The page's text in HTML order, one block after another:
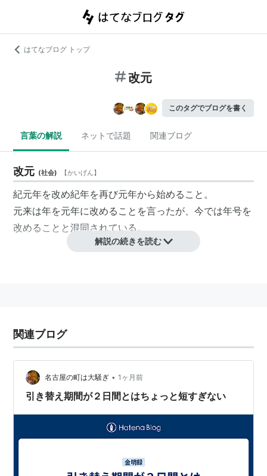
はてなブログ トップ
改元
このタグでブログを書く
言葉の解説 ネットで話題 関連ブログ
改元 (社会) 【かいげん】
紀元年を改め紀年を再び元年から始めること。
元来は年を元年に改めることを言ったが、今では年号を
改めることと混同されている。
リスト：二文字キーワード
承久の乱によって天皇権が失墜。
*2:応仁の乱によって京都が焼け野原となる。
解説の続きを読む
関連ブログ
名古屋の町は大騒ぎ • 1ヶ月前
引き替え期間が２日間とはちょっと短すぎない